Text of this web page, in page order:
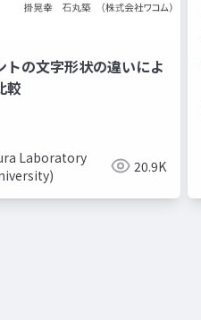
トの文字形状の違いによ
較
Laboratory
20.9K